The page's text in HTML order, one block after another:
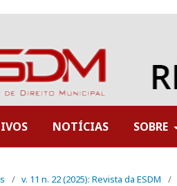
NOTÍCIAS SOBRE
/ v. 11 n. 22 (2025): Revista da ESDM /